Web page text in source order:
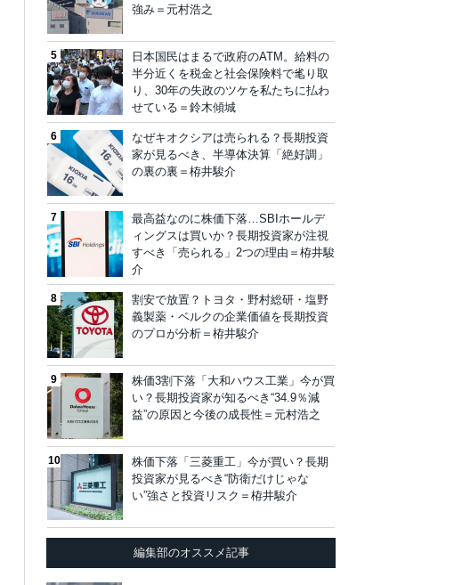
強み＝元村浩之
日本国民はまるで政府のATM。給料の
半分近くを税金と社会保険料で毟り取
り、30年の失政のツケを私たちに払わ
せている＝鈴木傾城
なぜキオクシアは売られる？長期投資
家が見るべき、半導体決算「絶好調」
の裏の裏＝栫井駿介
最高益なのに株価下落…SBIホールデ
ィングスは買いか？長期投資家が注視
すべき「売られる」2つの理由＝栫井駿
介
割安で放置？トヨタ・野村総研・塩野
義製薬・ベルクの企業価値を長期投資
のプロが分析＝栫井駿介
株価3割下落「大和ハウス工業」今が買
い？長期投資家が知るべき“34.9％減
益”の原因と今後の成長性＝元村浩之
株価下落「三菱重工」今が買い？長期
投資家が見るべき“防衛だけじゃな
い”強さと投資リスク＝栫井駿介
編集部のオススメ記事